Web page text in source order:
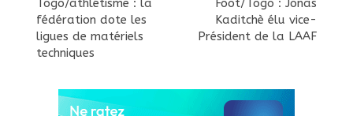
Togo/athlétisme : la
fédération dote les
ligues de matériels
techniques
Foot/Togo : Jonas
Kaditchè élu vice-
Président de la LAAF